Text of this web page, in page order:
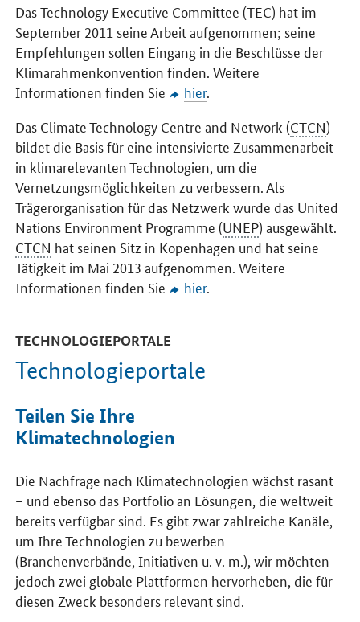
DasTechnology Executive Committee (TEC) hat im
September 2011 seine Arbeit aufgenommen; seine
Empfehlungen sollen Eingang in die Beschlüsse der
Klimarahmenkonvention finden. Weitere
Informationen finden Sie
hier.
Das Climate Technology Centre and Network (CTCN)
bildet die Basis für eine intensivierte Zusammenarbeit
in klimarelevanten Technologien, um die
Vernetzungsmöglichkeiten zu verbessern. Als
Trägerorganisation für das Netzwerk wurde das United
Nations Environment Programme (UNEP) ausgewählt.
CTCN hat seinen Sitz in Kopenhagen und hat seine
Tätigkeit im Mai 2013 aufgenommen. Weitere
Informationen finden Sie
hier.
TECHNOLOGIEPORTALE
Technologieportale
Teilen Sie Ihre
Klimatechnologien
Die Nachfrage nach Klimatechnologien wächst rasant
– und ebenso das Portfolio an Lösungen, die weltweit
bereits verfügbar sind. Es gibt zwar zahlreiche Kanäle,
um Ihre Technologien zu bewerben
(Branchenverbände, Initiativen u. v. m.), wir möchten
jedoch zwei globale Plattformen hervorheben, die für
diesen Zweck besonders relevant sind.